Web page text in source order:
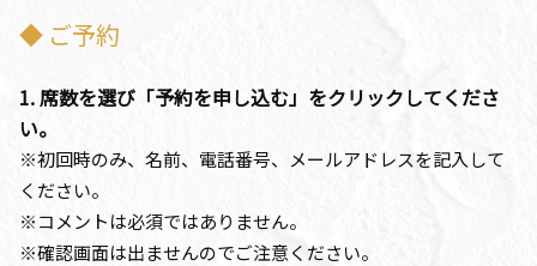
◆ ご予約
1. 席数を選び「予約を申し込む」をクリックしてくださ
い。
※初回時のみ、名前、電話番号、メールアドレスを記入して
ください。
※コメントは必須ではありません。
※確認画面は出ませんのでご注意ください。